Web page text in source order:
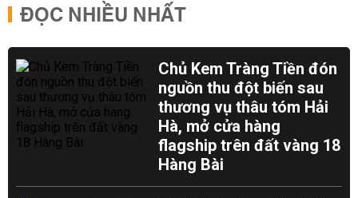
ĐỌC NHIỀU NHẤT
Chủ Kem Tràng Tiền đón
nguồn thu đột biến sau
thương vụ thâu tóm Hải
Hà, mở cửa hàng
flagship trên đất vàng 18
Hàng Bài